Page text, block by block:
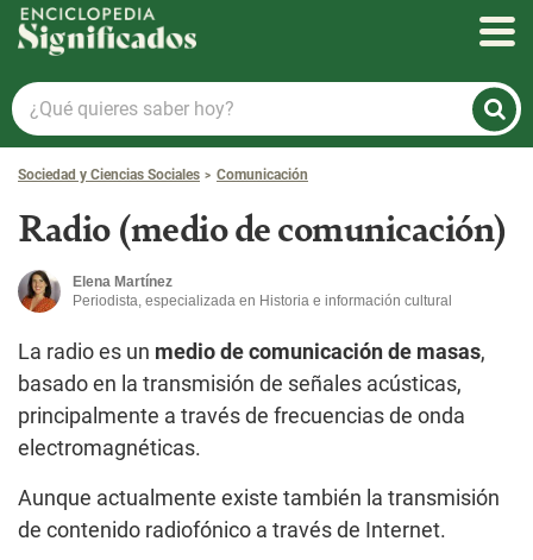
Enciclopedia Significados
¿Qué
quieres
saber
hoy?
Sociedad y Ciencias Sociales Comunicación
Radio (medio de comunicación)
Elena Martínez
Periodista, especializada en Historia e información cultural
La radio es un medio de comunicación de masas,
basado en la transmisión de señales acústicas,
principalmente a través de frecuencias de onda
electromagnéticas.
Aunque actualmente existe también la transmisión
de contenido radiofónico a través de Internet.